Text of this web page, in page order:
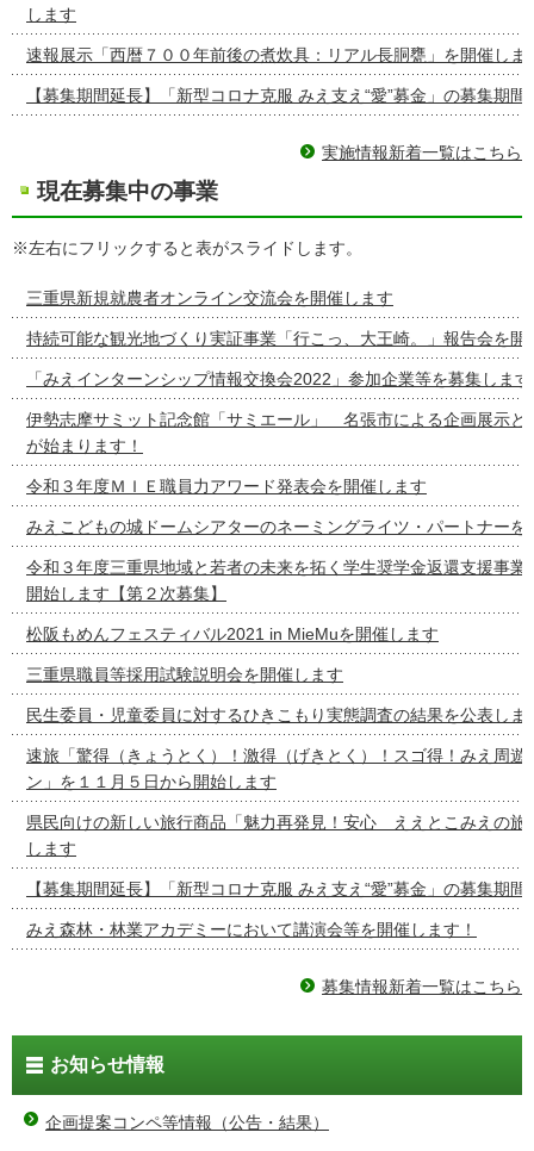
します
速報展示「西暦７００年前後の煮炊具：リアル長胴甕」を開催しま
【募集期間延長】「新型コロナ克服 みえ支え“愛”募金」の募集期
実施情報新着一覧はこちら
現在募集中の事業
※左右にフリックすると表がスライドします。
三重県新規就農者オンライン交流会を開催します
持続可能な観光地づくり実証事業「行こっ、大王崎。」報告会を開
「みえインターンシップ情報交換会2022」参加企業等を募集します
伊勢志摩サミット記念館「サミエール」 名張市による企画展示と
が始まります！
令和３年度ＭＩＥ職員力アワード発表会を開催します
みえこどもの城ドームシアターのネーミングライツ・パートナーを
令和３年度三重県地域と若者の未来を拓く学生奨学金返還支援事業
開始します【第２次募集】
松阪もめんフェスティバル2021 in MieMuを開催します
三重県職員等採用試験説明会を開催します
民生委員・児童委員に対するひきこもり実態調査の結果を公表しま
速旅「驚得（きょうとく）！激得（げきとく）！スゴ得！みえ周遊
ン」を１１月５日から開始します
県民向けの新しい旅行商品「魅力再発見！安心 ええとこみえの旅
します
【募集期間延長】「新型コロナ克服 みえ支え“愛”募金」の募集期
みえ森林・林業アカデミーにおいて講演会等を開催します！
募集情報新着一覧はこちら
お知らせ情報
企画提案コンペ等情報（公告・結果）